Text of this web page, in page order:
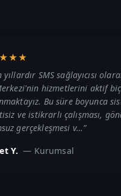
yıllardır SMS sağlayıcısı
hizmetlerini aktif
Bu süre boyunca
ve istikrarlı çalışması,
gerçekleşmesi v…”
Y. — Kurumsal